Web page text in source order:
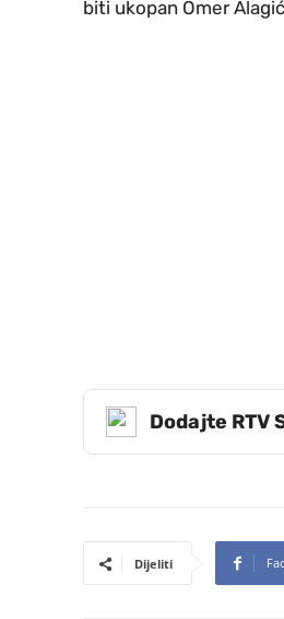
biti ukopan Omer
Dodajte RTV
Dijeliti